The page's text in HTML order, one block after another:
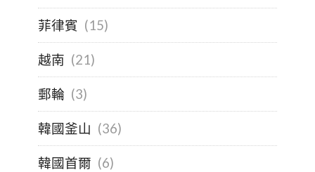
菲律賓 (15)
越南 (21)
郵輪 (3)
韓國釜山 (36)
韓國首爾 (6)